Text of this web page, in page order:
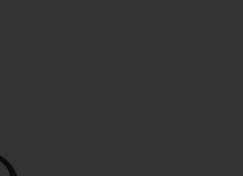
YARA